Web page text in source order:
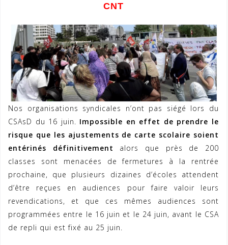
CNT
Nos organisations syndicales n’ont pas siégé lors du
CSAsD du 16 juin. Impossible en effet de prendre le
risque que les ajustements de carte scolaire soient
entérinés définitivement alors que près de 200
classes sont menacées de fermetures à la rentrée
prochaine, que plusieurs dizaines d’écoles attendent
d’être reçues en audiences pour faire valoir leurs
revendications, et que ces mêmes audiences sont
programmées entre le 16 juin et le 24 juin, avant le CSA
de repli qui est fixé au 25 juin.